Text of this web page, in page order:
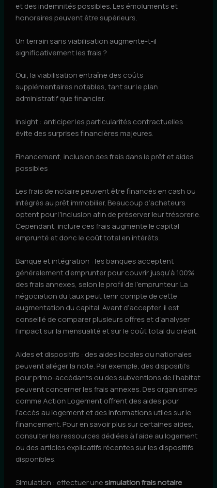
et des indemnités possibles. Les émoluments et
honoraires peuvent être supérieurs.
Un terrain sans viabilisation augmente-t-il
significativement les frais ?
Oui, la viabilisation entraîne des coûts
supplémentaires notables, tant sur le plan
administratif que financier.
Insight : anticiper les particularités contractuelles
évite des surprises financières majeures.
Financement, inclusion des frais dans le prêt et aides
possibles
Les frais de notaire peuvent être financés en cash ou
intégrés au prêt immobilier. Beaucoup d’acheteurs
optent pour l’inclusion afin de préserver leur trésorerie.
Cependant, inclure ces frais augmente le capital
emprunté et donc le coût total en intérêts.
Banque et intégration : les banques acceptent
généralement d’emprunter pour couvrir jusqu’à 100%
des frais annexes, selon le profil de l’emprunteur. La
négociation du taux peut tenir compte de cette
augmentation du capital. Avant d’accepter, il est
conseillé de comparer plusieurs offres et d’analyser
l’impact sur la mensualité et sur le coût total du crédit.
Aides et dispositifs : des aides locales ou nationales
peuvent alléger la note. Par exemple, des dispositifs
pour primo-accédants ou des subventions de l’habitat
peuvent concerner les frais annexes. Des organismes
comme Action Logement offrent des aides pour
l’accès au logement et des informations utiles sur le
financement. Pour en savoir plus sur certaines aides,
consulter les ressources dédiées à l’aide au logement
ou des articles explicatifs récentes sur les dispositifs
disponibles.
Simulation : effectuer unesimulation frais notaire